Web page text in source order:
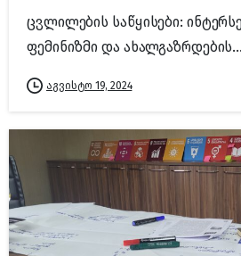
ცვლილების საწყისები:
ფემინიზმი და ახალგაზრდების...
აგვისტო 19, 2024